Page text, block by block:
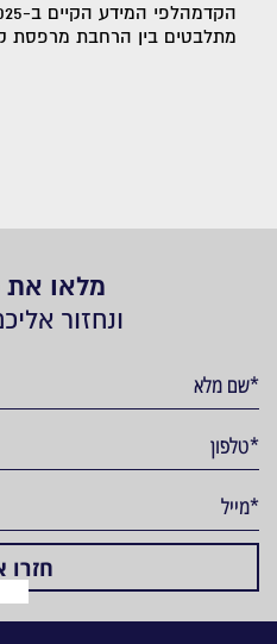
מתלבטים בין הרחבת מרפסת
מלאו את
ונחזור